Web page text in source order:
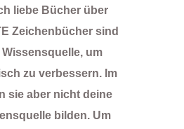
liebe Bücher über
Zeichenbücher sind
um
zu verbessern. Im
sie aber nicht deine
bilden. Um